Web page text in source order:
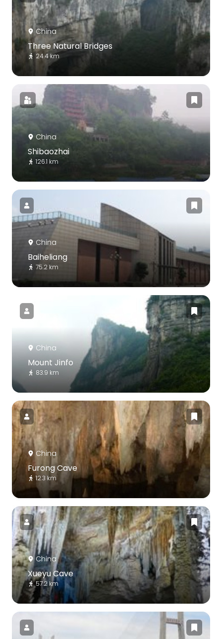
China
Three Natural Bridges
24.4 km
China
Shibaozhai
126.1 km
China
Baiheliang
75.2 km
China
Mount Jinfo
83.9 km
China
Furong Cave
12.3 km
China
Xueyu Cave
57.2 km